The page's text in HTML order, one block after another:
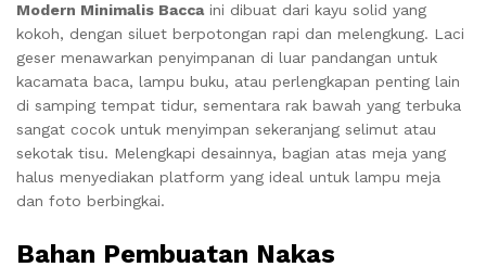
Modern Minimalis Baccaini dibuat dari kayu solid yang
kokoh, dengan siluet berpotongan rapi dan melengkung. Laci
geser menawarkan penyimpanan di luar pandangan untuk
kacamata baca, lampu buku, atau perlengkapan penting lain
di samping tempat tidur, sementara rak bawah yang terbuka
sangat cocok untuk menyimpan sekeranjang selimut atau
sekotak tisu. Melengkapi desainnya, bagian atas meja yang
halus menyediakan platform yang ideal untuk lampu meja
dan foto berbingkai.
Bahan Pembuatan Nakas